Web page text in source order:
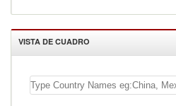
VISTA DE CUADRO